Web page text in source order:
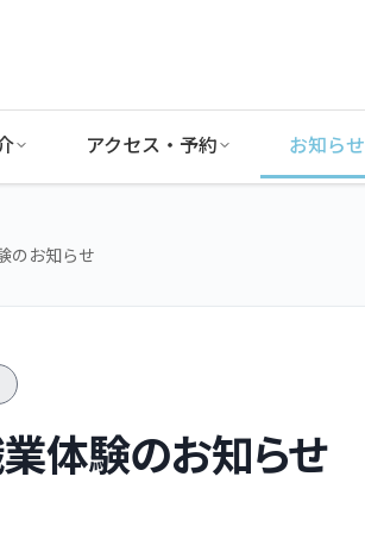
アクセス・予約 お知らせ
のお知らせ
体験のお知らせ